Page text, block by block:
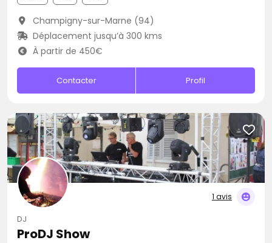
Champigny-sur-Marne (94)
Déplacement jusqu’à 300 kms
À partir de 450€
Contacter Profil
1 avis
DJ
ProDJ Show